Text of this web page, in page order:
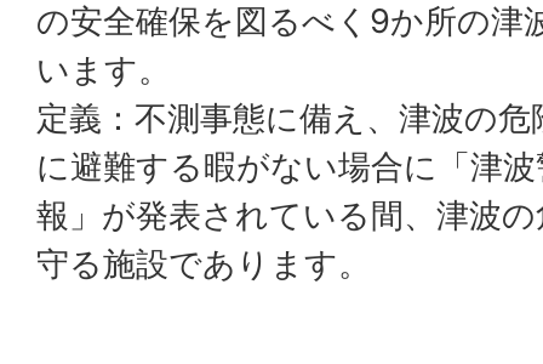
の安全確保を図るべく9か所の津
います。
定義：不測事態に備え、津波の
に避難する暇がない場合に「津
報」が発表されている間、津波
守る施設であります。